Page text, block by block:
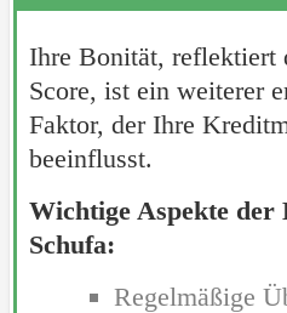
Ihre Bonität, reflektiert
Score, ist ein weiterer
Faktor, der Ihre
beeinflusst.
Wichtige Aspekte der
Schufa:
Regelmäßige